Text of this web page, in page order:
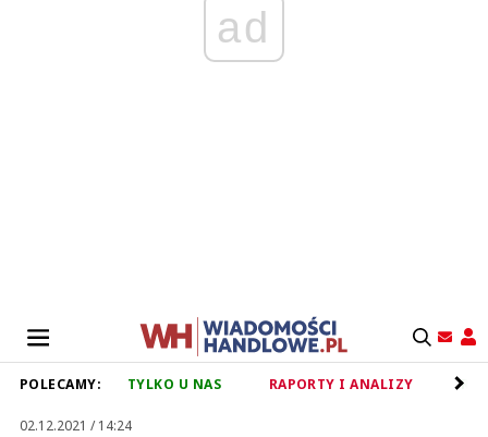
ad
POLECAMY: TYLKO U NAS RAPORTY I ANALIZY
02.12.2021 / 14:24